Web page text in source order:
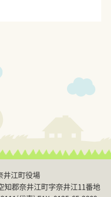
井江町役場
知郡奈井江町字奈井江11番地